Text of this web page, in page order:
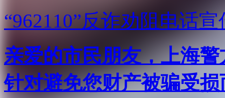
“962110”反诈劝阻电话宣
亲爱的市民朋友，上海
针对避免您财产被骗受